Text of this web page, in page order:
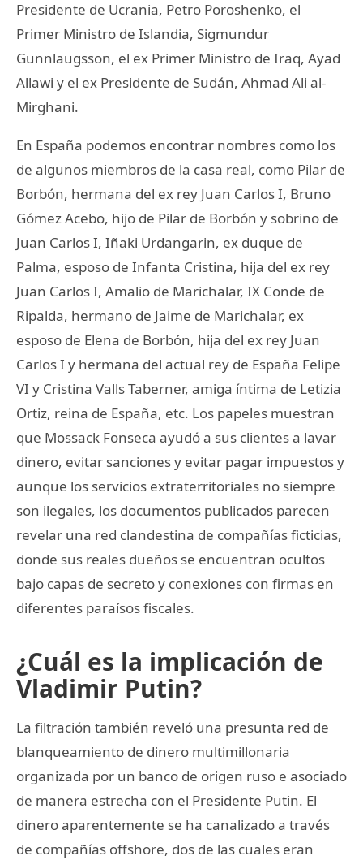
Presidente de Ucrania, Petro Poroshenko, el
Primer Ministro de Islandia, Sigmundur
Gunnlaugsson, el ex Primer Ministro de Iraq, Ayad
Allawi y el ex Presidente de Sudán, Ahmad Ali al-
Mirghani.
En España podemos encontrar nombres como los
de algunos miembros de la casa real, como Pilar de
Borbón, hermana del ex rey Juan Carlos I, Bruno
Gómez Acebo, hijo de Pilar de Borbón y sobrino de
Juan Carlos I, Iñaki Urdangarin, ex duque de
Palma, esposo de Infanta Cristina, hija del ex rey
Juan Carlos I, Amalio de Marichalar, IX Conde de
Ripalda, hermano de Jaime de Marichalar, ex
esposo de Elena de Borbón, hija del ex rey Juan
Carlos I y hermana del actual rey de España Felipe
VI y Cristina Valls Taberner, amiga íntima de Letizia
Ortiz, reina de España, etc. Los papeles muestran
que Mossack Fonseca ayudó a sus clientes a lavar
dinero, evitar sanciones y evitar pagar impuestos y
aunque los servicios extraterritoriales no siempre
son ilegales, los documentos publicados parecen
revelar una red clandestina de compañías ficticias,
donde sus reales dueños se encuentran ocultos
bajo capas de secreto y conexiones con firmas en
diferentes paraísos fiscales.
¿Cuál es la implicación de
Vladimir Putin?
La filtración también reveló una presunta red de
blanqueamiento de dinero multimillonaria
organizada por un banco de origen ruso e asociado
de manera estrecha con el Presidente Putin. El
dinero aparentemente se ha canalizado a través
de compañías offshore, dos de las cuales eran